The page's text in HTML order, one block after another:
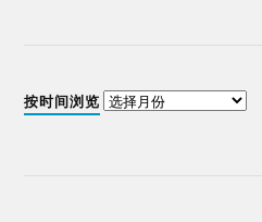
按时间浏览